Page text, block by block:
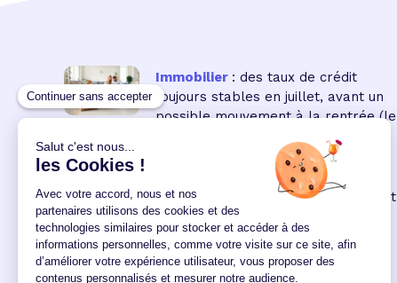
Immobilier : des taux de crédit
toujours stables en juillet, avant un
possible mouvement à la rentrée (le
: la remontée des
taux réduit encore le pouvoir d'achat
des acquéreurs
12:00:00/06/2026)